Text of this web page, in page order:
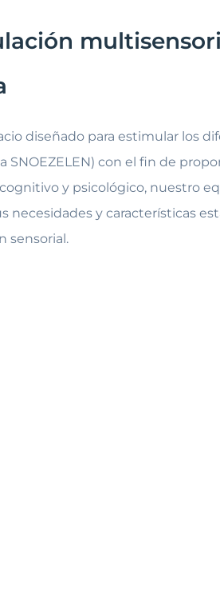
diseñado para estimular los
SNOEZELEN) con el fin de
y psicológico, nuestro
necesidades y características
sensorial.